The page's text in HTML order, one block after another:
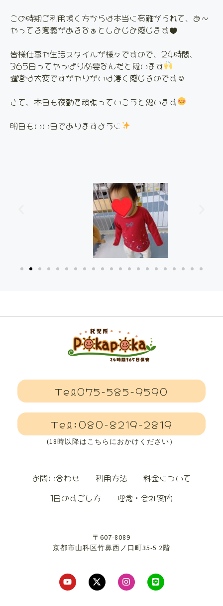
この時期ご利用頂く方からは本当に有難がられて、あ〜
やってる意義があるなぁとしみじみ感じます♥
皆様仕事や生活スタイルが様々ですので、24時間、
365日ってやっぱり必要なんだと思います
運営は大変ですがやりがいは凄く感じるのです☺
さて、本日も夜勤を頑張っていこうと思います
明日もいい日でありますように
Tel075-585-9590
Tel:080-8219-2819
(18時以降はこちらにおかけください）
お問い合わせ 利用方法
料金について
1日のすごし方
理念・会社案内
〒607-8089
京都市山科区竹鼻西ノ口町35-5 2階